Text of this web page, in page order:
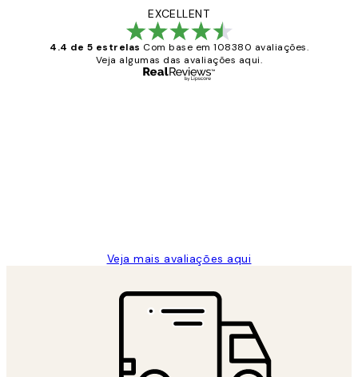
EXCELLENT
4.4 de 5 estrelas Com base em 108380 avaliações.
Veja algumas das avaliações aqui.
Veja mais avaliações aqui